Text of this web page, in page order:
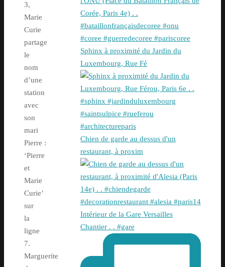
3,
Marie
Curie
partage
le
nom
d’une
station
avec
son
mari
Pierre :
‘Pierre
et
Marie
Curie’
sur
la
ligne
7.
Marguerite
Sphinx à proximité du Jardin du
Luxembourg, Rue Fé
Chien de garde au dessus d'un
restaurant, à proxim
Intérieur de la Gare Versailles
Chantier . . #gare